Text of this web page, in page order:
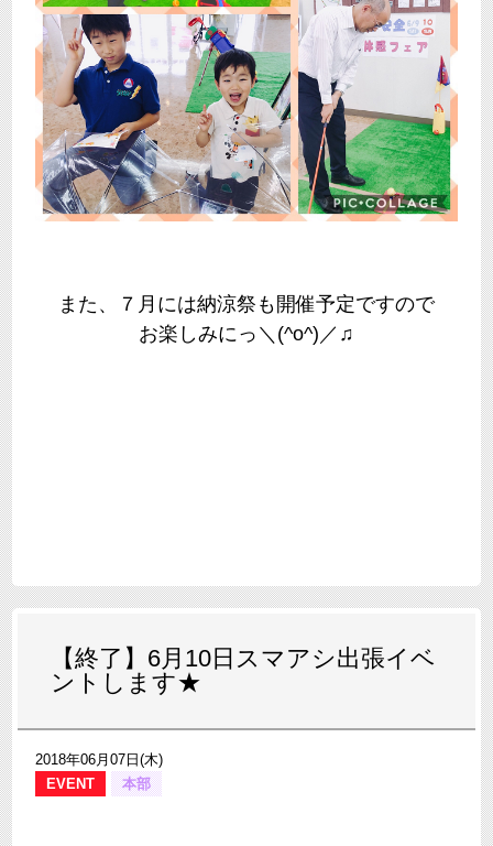
また、７月には納涼祭も開催予定ですので
お楽しみにっ＼(^o^)／♫
【終了】6月10日スマアシ出張イベ
ントします★
2018年06月07日(木)
EVENT
本部